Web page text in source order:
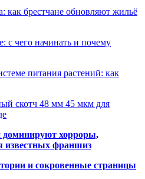
как брестчане обновляют жильё
с чего начинать и почему
питания растений: как
скотч 48 мм 45 мкм для
доминируют хорроры,
известных франшиз
и сокровенные страницы